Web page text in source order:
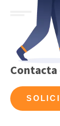
Contacta